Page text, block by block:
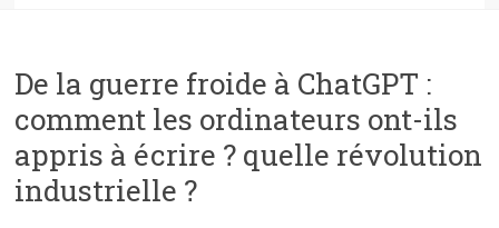
les
sciences
et
les
techniques
De la guerre froide à ChatGPT :
comment les ordinateurs ont-ils
appris à écrire ? quelle révolution
industrielle ?